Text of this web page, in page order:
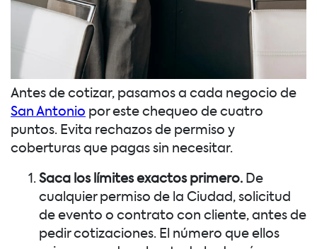
Antes de cotizar, pasamos a cada negocio de
San Antonio por este chequeo de cuatro
puntos. Evita rechazos de permiso y
coberturas que pagas sin necesitar.
Saca los límites exactos primero. De
cualquier permiso de la Ciudad, solicitud
de evento o contrato con cliente, antes de
pedir cotizaciones. El número que ellos